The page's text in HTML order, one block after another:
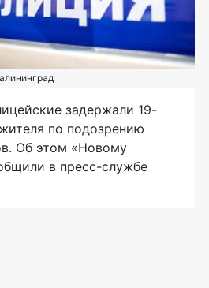
задержали 19-
по подозрению
Об этом «Новому
в пресс-службе